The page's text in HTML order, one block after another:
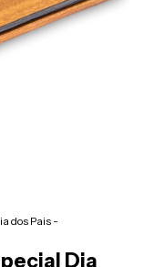
dos Pais -
Dia